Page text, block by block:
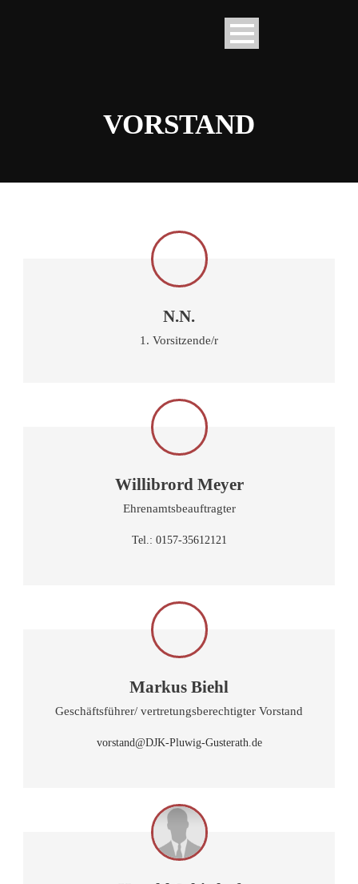
VORSTAND
N.N.
1. Vorsitzende/r
Willibrord Meyer
Ehrenamtsbeauftragter
Tel.: 0157-35612121
Markus Biehl
Geschäftsführer/ vertretungsberechtigter Vorstand
vorstand@DJK-Pluwig-Gusterath.de